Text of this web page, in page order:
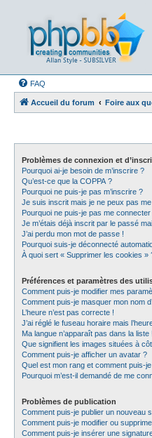
FAQ
Accueil du forum Foire aux
Problèmes de connexion et
Pourquoi ai-je besoin de m’inscrire ?
Qu’est-ce que la COPPA ?
Pourquoi ne puis-je pas m’inscrire ?
Je suis inscrit mais je ne peux pas
Pourquoi ne puis-je pas me connecter
Je m’étais déjà inscrit par le passé
J’ai perdu mon mot de passe !
Pourquoi suis-je déconnecté
À quoi sert « Supprimer les cookies »
Préférences et paramètres des
Comment puis-je modifier mes
Comment puis-je masquer mon nom
L’heure n’est pas correcte !
J’ai réglé le fuseau horaire mais
Ma langue n’apparaît pas dans la liste !
Que signifient les images situées à
Comment puis-je afficher un avatar ?
Quel est mon rang et comment puis-
Pourquoi m’est-il demandé de me
Problèmes de publication
Comment puis-je publier un nouveau
Comment puis-je modifier ou
Comment puis-je insérer une